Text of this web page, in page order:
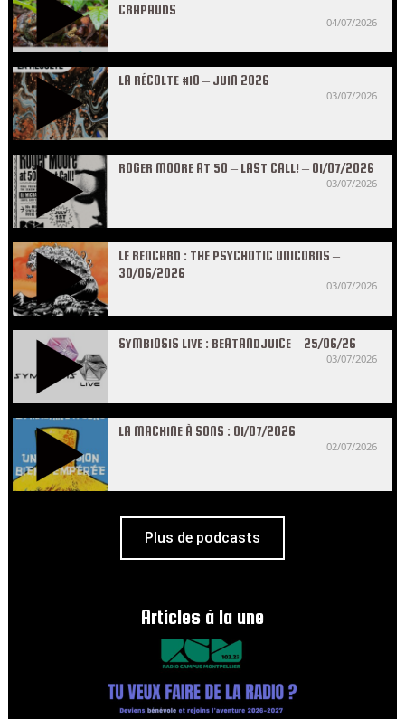
CRAPAUDS
04/07/2026
LA RÉCOLTE #10 – JUIN 2026
03/07/2026
ROGER MOORE AT 50 – LAST CALL! – 01/07/2026
03/07/2026
LE RENCARD : THE PSYCHOTIC UNICORNS –
30/06/2026
03/07/2026
SYMBIOSIS LIVE : BEATANDJUICE – 25/06/26
03/07/2026
LA MACHINE À SONS : 01/07/2026
02/07/2026
Plus de podcasts
Articles à la une